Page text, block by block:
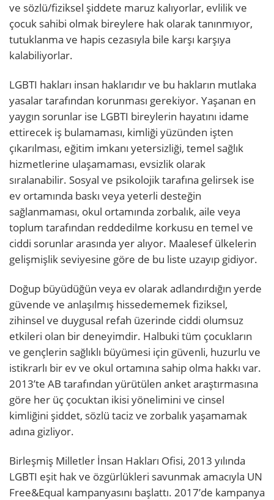
ve sözlü/fiziksel şiddete maruz kalıyorlar, evlilik ve
çocuk sahibi olmak bireylere hak olarak tanınmıyor,
tutuklanma ve hapis cezasıyla bile karşı karşıya
kalabiliyorlar.
LGBTI hakları insan haklarıdır ve bu hakların mutlaka
yasalar tarafından korunması gerekiyor. Yaşanan en
yaygın sorunlar ise LGBTI bireylerin hayatını idame
ettirecek iş bulamaması, kimliği yüzünden işten
çıkarılması, eğitim imkanı yetersizliği, temel sağlık
hizmetlerine ulaşamaması, evsizlik olarak
sıralanabilir. Sosyal ve psikolojik tarafına gelirsek ise
ev ortamında baskı veya yeterli desteğin
sağlanmaması, okul ortamında zorbalık, aile veya
toplum tarafından reddedilme korkusu en temel ve
ciddi sorunlar arasında yer alıyor. Maalesef ülkelerin
gelişmişlik seviyesine göre de bu liste uzayıp gidiyor.
Doğup büyüdüğün veya ev olarak adlandırdığın yerde
güvende ve anlaşılmış hissedememek fiziksel,
zihinsel ve duygusal refah üzerinde ciddi olumsuz
etkileri olan bir deneyimdir. Halbuki tüm çocukların
ve gençlerin sağlıklı büyümesi için güvenli, huzurlu ve
istikrarlı bir ev ve okul ortamına sahip olma hakkı var.
2013’te AB tarafından yürütülen anket araştırmasına
göre her üç çocuktan ikisi yönelimini ve cinsel
kimliğini şiddet, sözlü taciz ve zorbalık yaşamamak
adına gizliyor.
Birleşmiş Milletler İnsan Hakları Ofisi, 2013 yılında
LGBTI eşit hak ve özgürlükleri savunmak amacıyla UN
Free&Equal kampanyasını başlattı. 2017’de kampanya